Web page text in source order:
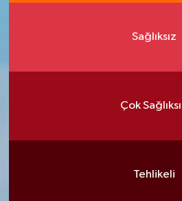
Sağlıksız
Çok
Tehlikeli